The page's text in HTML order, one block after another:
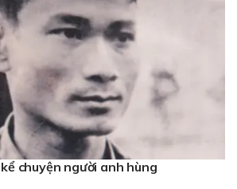
chuyện người anh hùng